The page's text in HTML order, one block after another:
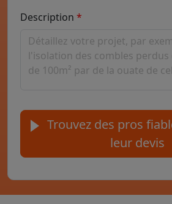
Description
Trouvez des pros
leur devis